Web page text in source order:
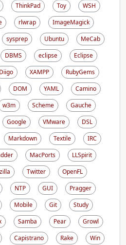
ThinkPad Toy
WSH
rlwrap
ImageMagick
sysprep Ubuntu
MeCab
DBMS eclipse
Eclipse
Diigo XAMPP
RubyGems
DOM YAML
Camino
w3m Scheme
Gauche
Google VMware
DSL
Markdown Textile
IRC
MacPorts
LLSpirit
Twitter
OpenFL
NTP GUI
Pragger
Mobile Git
Study
Samba Pear
Growl
Capistrano Rake
Win